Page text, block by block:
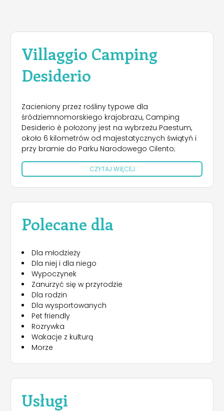
Villaggio Camping
Desiderio
Zacieniony przez rośliny typowe dla
śródziemnomorskiego krajobrazu, Camping
Desiderio è położony jest na wybrzeżu Paestum,
około 6 kilometrów od majestatycznych świątyń i
przy bramie do Parku Narodowego Cilento;
CZYTAJ WIĘCEJ
Polecane dla
Dla młodzieży
Dla niej i dla niego
Wypoczynek
Zanurzyć się w przyrodzie
Dla rodzin
Dla wysportowanych
Pet friendly
Rozrywka
Wakacje z kulturą
Morze
Usługi